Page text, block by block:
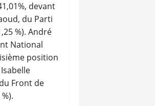
devant
du Parti
%). André
National
position
Front de